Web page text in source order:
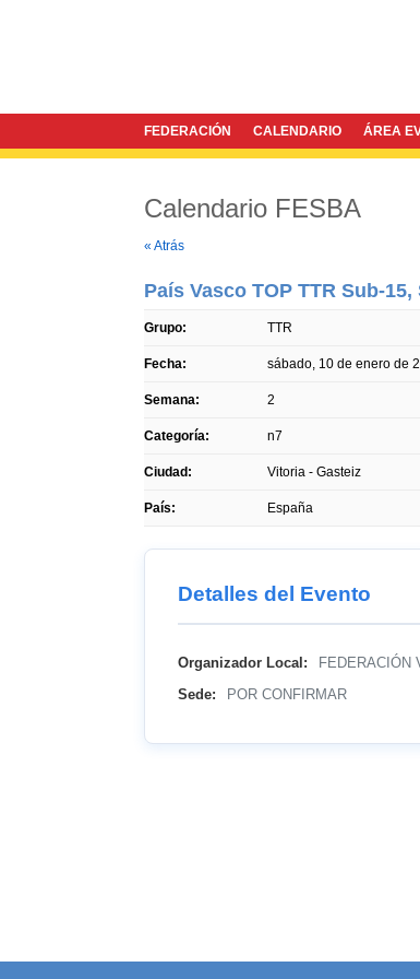
FEDERACIÓN CALENDARIO ÁREA
Calendario FESBA
« Atrás
País Vasco TOP TTR Sub-
Grupo: TTR
Fecha: sábado, 10 de enero de
Semana: 2
Categoría: n7
Ciudad: Vitoria - Gasteiz
País: España
Detalles del Evento
Organizador Local: FEDERACIÓN
Sede: POR CONFIRMAR